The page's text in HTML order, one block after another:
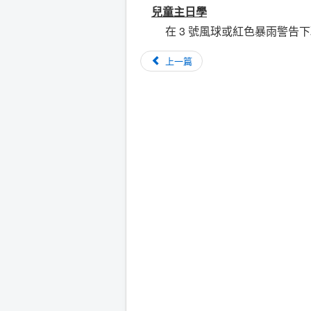
兒童主日學
在 3 號風球或紅色暴雨警告下
上一篇